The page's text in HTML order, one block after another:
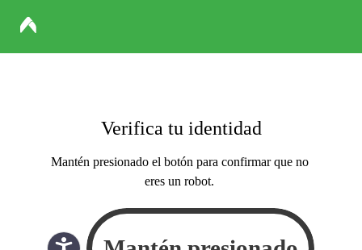
Verifica tu identidad
Mantén presionado el botón para confirmar que no
eres un robot.